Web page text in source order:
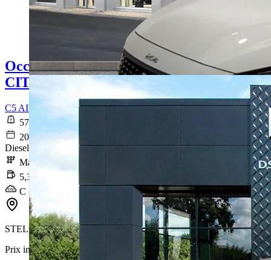
Occasion
CITROEN C5 AIRCROSS
C5 AIRCROSS BlueHDi 130 S&S BVM6 Feel
57 107 km
2020-06-29
Diesel
Manuelle
5,3 l/100km
C (138 g/km)
STELLANTIS &YOU LYON ÉCULLY
Prix initial